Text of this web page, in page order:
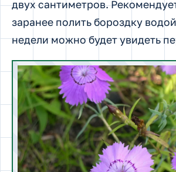
двух сантиметров.
заранее полить бороздку
недели можно будет увидеть